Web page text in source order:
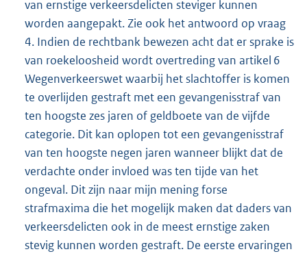
van ernstige verkeersdelicten steviger kunnen
worden aangepakt. Zie ook het antwoord op vraag
4. Indien de rechtbank bewezen acht dat er sprake is
van roekeloosheid wordt overtreding van artikel 6
Wegenverkeerswet waarbij het slachtoffer is komen
te overlijden gestraft met een gevangenisstraf van
ten hoogste zes jaren of geldboete van de vijfde
categorie. Dit kan oplopen tot een gevangenisstraf
van ten hoogste negen jaren wanneer blijkt dat de
verdachte onder invloed was ten tijde van het
ongeval. Dit zijn naar mijn mening forse
strafmaxima die het mogelijk maken dat daders van
verkeersdelicten ook in de meest ernstige zaken
stevig kunnen worden gestraft. De eerste ervaringen